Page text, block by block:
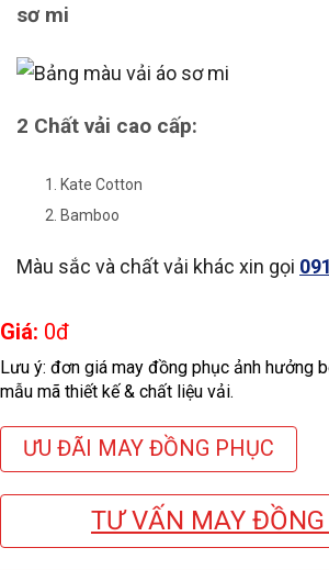
sơ mi
2 Chất vải cao cấp:
Kate Cotton
Bamboo
Màu sắc và chất vải khác xin gọi
Giá: 0đ
Lưu ý: đơn giá may đồng phục ảnh hưởng
mẫu mã thiết kế & chất liệu vải.
ƯU ĐÃI MAY ĐỒNG PHỤC
TƯ VẤN MAY ĐỒNG